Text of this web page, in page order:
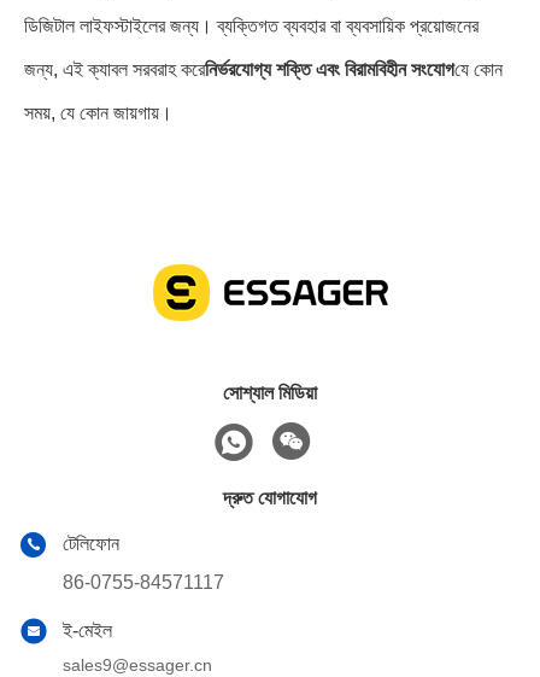
ডিজিটাল লাইফস্টাইলের জন্য। ব্যক্তিগত ব্যবহার বা ব্যবসায়িক প্রয়োজনের
জন্য, এই ক্যাবল সরবরাহ করেনির্ভরযোগ্য শক্তি এবং বিরামবিহীন সংযোগযে কোন
সময়, যে কোন জায়গায়।
সোশ্যাল মিডিয়া
দ্রুত যোগাযোগ
টেলিফোন
86-0755-84571117
ই-মেইল
sales9@essager.cn